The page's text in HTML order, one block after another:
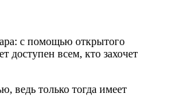
с помощью открытого
всем, кто захочет
ведь только тогда имеет